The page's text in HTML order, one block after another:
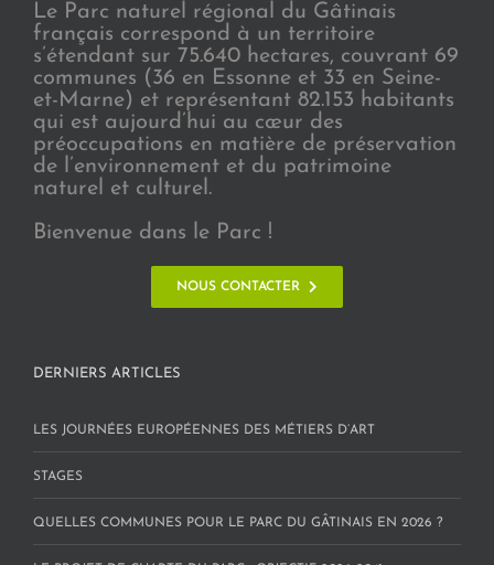
Le Parc naturel régional du Gâtinais
français correspond à un territoire
s’étendant sur 75.640 hectares, couvrant 69
communes (36 en Essonne et 33 en Seine-
et-Marne) et représentant 82.153 habitants
qui est aujourd’hui au cœur des
préoccupations en matière de préservation
de l’environnement et du patrimoine
naturel et culturel.
Bienvenue dans le Parc !
NOUS CONTACTER
DERNIERS ARTICLES
LES JOURNÉES EUROPÉENNES DES MÉTIERS D’ART
STAGES
QUELLES COMMUNES POUR LE PARC DU GÂTINAIS EN 2026 ?